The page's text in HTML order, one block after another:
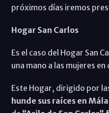
próximos días iremos
Hogar San Carlos
Es el caso del Hogar San
una mano a las mujeres
Este Hogar, dirigido por
hunde sus raíces en